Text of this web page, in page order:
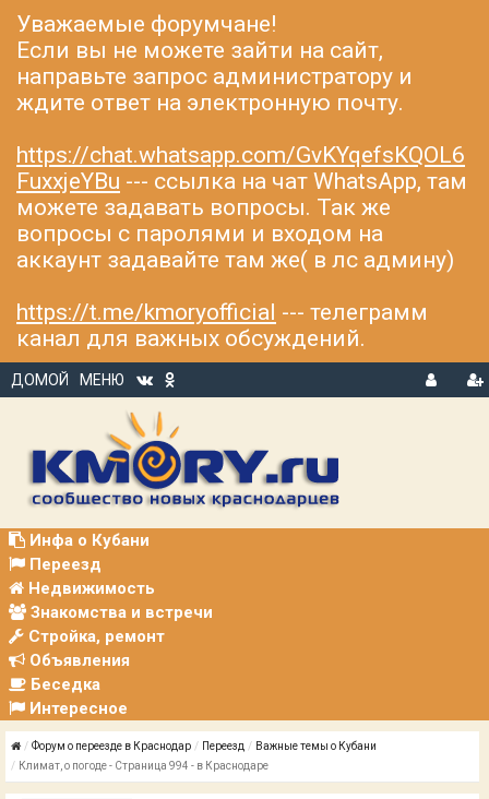
Уважаемые форумчане!
Если вы не можете зайти на сайт,
направьте запрос администратору и
ждите ответ на электронную почту.
https://chat.whatsapp.com/GvKYqefsKQOL6
FuxxjeYBu --- ссылка на чат WhatsApp, там
можете задавать вопросы. Так же
вопросы с паролями и входом на
аккаунт задавайте там же( в лс админу)
https://t.me/kmoryofficial --- телеграмм
канал для важных обсуждений.
ДОМОЙ
МЕНЮ
В
Р
Инфа о Кубани
Переезд
Недвижимость
Знакомства и встречи
Стройка, ремонт
Объявления
Беседка
Интересное
Форум о переезде в Краснодар Переезд
Важные темы о Кубани
Климат, о погоде - Страница 994 - в Краснодаре